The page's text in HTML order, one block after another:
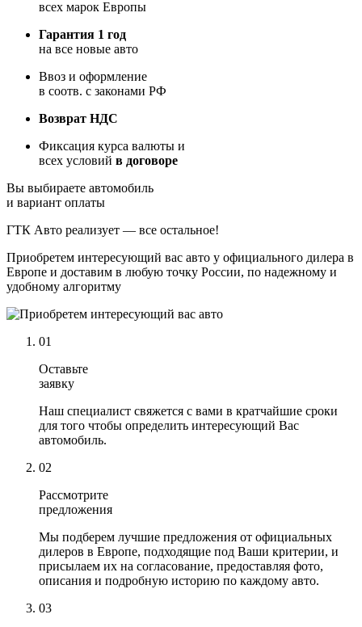
всех марок Европы
Гарантия 1 год
на все новые авто
Ввоз и оформление
в соотв. с законами РФ
Возврат НДС
Фиксация курса валюты и
всех условий в договоре
Вы выбираете автомобиль
и вариант оплаты
ГТК Авто реализует — все остальное!
Приобретем интересующий вас авто у официального дилера в
Европе и доставим в любую точку России, по надежному и
удобному алгоритму
01
Оставьте
заявку
Наш специалист свяжется с вами в кратчайшие сроки
для того чтобы определить интересующий Вас
автомобиль.
02
Рассмотрите
предложения
Мы подберем лучшие предложения от официальных
дилеров в Европе, подходящие под Ваши критерии, и
присылаем их на согласование, предоставляя фото,
описания и подробную историю по каждому авто.
03